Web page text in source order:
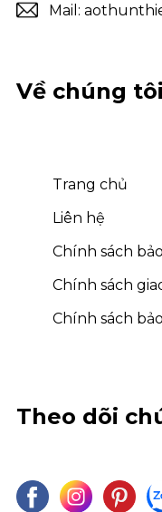
Theo dõi
Về chúng tôi
Trang chủ
Liên hệ
Chính sách
Chính sách
Chính sách
Mail: